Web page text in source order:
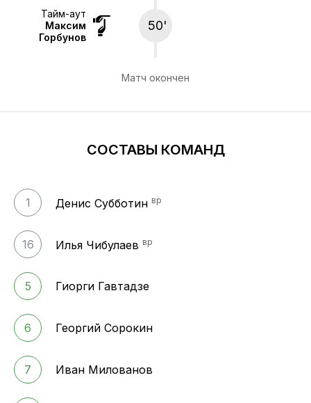
Тайм-аут
Максим
Горбунов
50'
Матч окончен
СОСТАВЫ КОМАНД
1 Денис Субботин вр
16 Илья Чибулаев вр
5 Гиорги Гавтадзе
6 Георгий Сорокин
7 Иван Милованов